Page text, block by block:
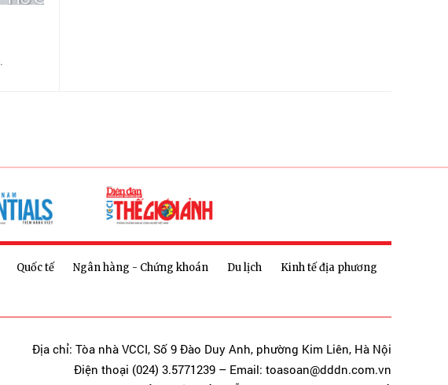
Quốc tế Ngân hàng - Chứng khoán Du lịch
Kinh tế địa phương
Địa chỉ: Tòa nhà VCCI, Số 9 Đào Duy Anh, phường Kim Liên, Hà Nội
Điện thoại (024) 3.5771239 – Email: toasoan@dddn.com.vn